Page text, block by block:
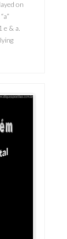
on
e & a.